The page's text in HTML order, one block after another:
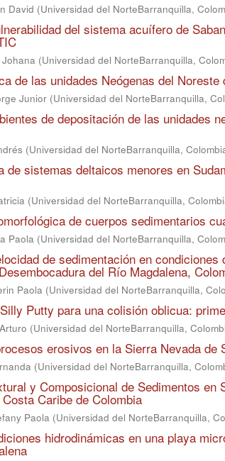
David (Universidad del NorteBarranquilla,
del sistema acuífero de
(Universidad del NorteBarranquilla,
de las unidades Neógenas del
Junior (Universidad del NorteBarranquilla,
de depositación de las unidades
(Universidad del NorteBarranquilla,
de sistemas deltaicos menores en
(Universidad del NorteBarranquilla,
de cuerpos sedimentarios
Paola (Universidad del NorteBarranquilla,
de sedimentación en
del Río Magdalena,
Paola (Universidad del NorteBarranquilla,
Putty para una colisión oblicua:
(Universidad del NorteBarranquilla,
erosivos en la Sierra Nevada
(Universidad del NorteBarranquilla,
y Composicional de Sedimentos
Caribe de Colombia
Paola (Universidad del NorteBarranquilla,
hidrodinámicas en una playa